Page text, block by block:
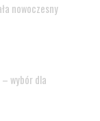
nowoczesny
wybór dla